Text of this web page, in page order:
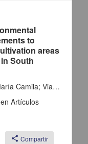
to
areas
South
Moreno, Ercilia María Sara; Bagliani, María Camila; Via do Pico, Gisela Mariel; Solis-Neffa, Viviana G.
enArtículos
share Compartir